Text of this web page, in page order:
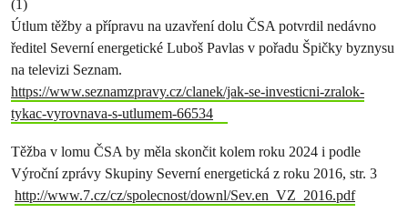
(1)
Útlum těžby a přípravu na uzavření dolu ČSA potvrdil nedávno
ředitel Severní energetické Luboš Pavlas v pořadu Špičky byznysu
na televizi Seznam.
https://www.seznamzpravy.cz/clanek/jak-se-investicni-zralok-
tykac-vyrovnava-s-utlumem-66534
Těžba v lomu ČSA by měla skončit kolem roku 2024 i podle
Výroční zprávy Skupiny Severní energetická z roku 2016, str. 3
http://www.7.cz/cz/spolecnost/downl/Sev.en_VZ_2016.pdf